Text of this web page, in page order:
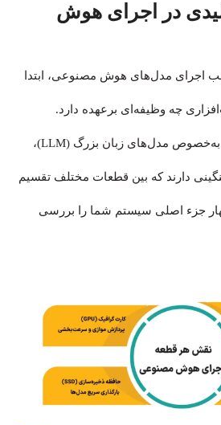
در اجرای هوش
اجرای مدل‌های هوش مصنوعی، ابتدا
چه وظیفه‌ای برعهده دارد.
مدل‌های هوش مصنوعی، به‌خصوص مدل‌های زبان بزرگ (LLM)،
دارند که بین قطعات مختلف تقسیم
جزء اصلی سیستم شما را بررسی